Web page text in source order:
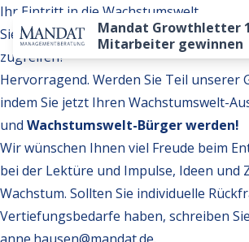
Mandat Growthletter
Mitarbeiter gewinnen
Ihr Eintritt in die Wachstumswelt
Sie möchten auf weitere Inhalte der
zugreifen?
Hervorragend. Werden Sie Teil unserer
indem Sie jetzt Ihren Wachstumswelt-
und Wachstumswelt-Bürger werden!
Wir wünschen Ihnen viel Freude beim
bei der Lektüre und Impulse, Ideen
Wachstum. Sollten Sie individuelle
Vertiefungsbedarfe haben, schreiben